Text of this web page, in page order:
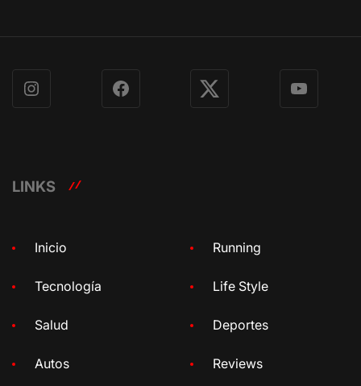
Instagram Facebook X YouTube
LINKS
Inicio Running
Tecnología Life Style
Salud Deportes
Autos Reviews